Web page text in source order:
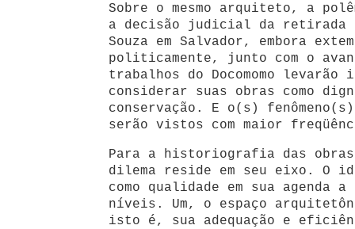
Sobre o mesmo arquiteto, a
a decisão judicial da retirada
Souza em Salvador, embora
politicamente, junto com o
trabalhos do Docomomo levarão
considerar suas obras como
conservação. E o(s)
serão vistos com maior
Para a historiografia das
dilema reside em seu eixo. O
como qualidade em sua agenda
níveis. Um, o espaço
isto é, sua adequação e